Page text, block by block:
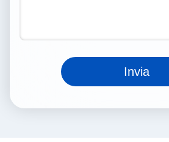
Invia